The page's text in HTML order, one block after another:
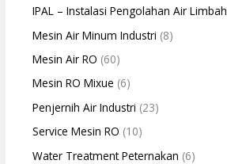
IPAL – Instalasi Pengolahan Air Limbah
Mesin Air Minum Industri (8)
Mesin Air RO (60)
Mesin RO Mixue (6)
Penjernih Air Industri (23)
Service Mesin RO (10)
Water Treatment Peternakan (6)